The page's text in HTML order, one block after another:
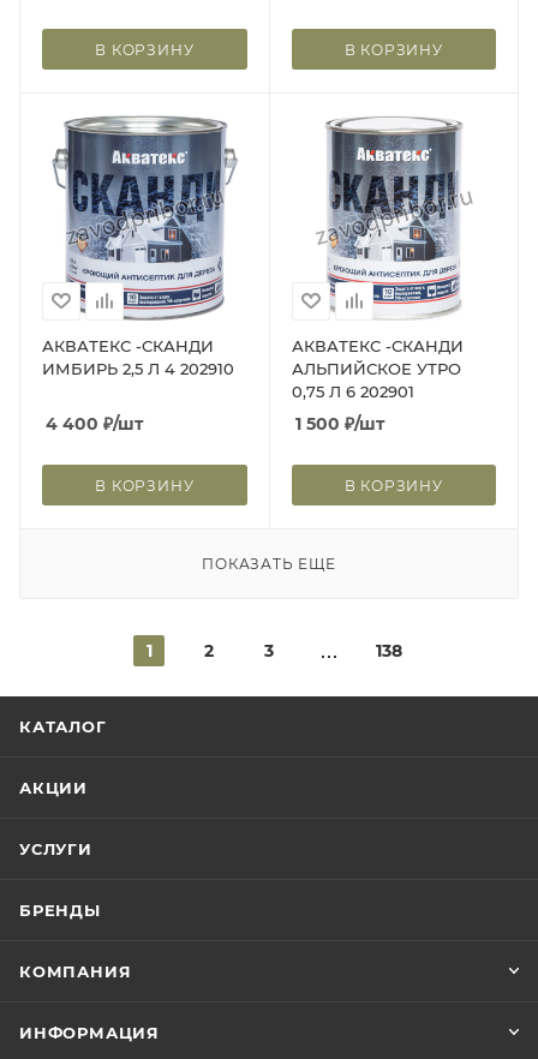
В КОРЗИНУ В КОРЗИНУ
АКВАТЕКС -СКАНДИ
ИМБИРЬ 2,5 Л 4 202910
4 400 ₽/шт
В КОРЗИНУ
АКВАТЕКС -СКАНДИ
АЛЬПИЙСКОЕ УТРО
0,75 Л 6 202901
1 500 ₽/шт
В КОРЗИНУ
ПОКАЗАТЬ ЕЩЕ
1 2 3 138
КАТАЛОГ
АКЦИИ
УСЛУГИ
БРЕНДЫ
КОМПАНИЯ
ИНФОРМАЦИЯ